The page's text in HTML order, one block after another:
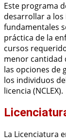
Este programa
desarrollar a
fundamentales
práctica de la
cursos
menor cantidad
las opciones de
los individuos
licencia (NCLEX).
La Licenciatura